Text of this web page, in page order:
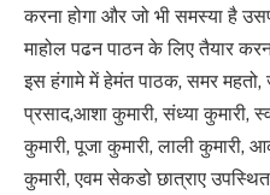
करना होगा और जो भी समस्या है
माहोल पढन पाठन के लिए तैयार
इस हंगामे में हेमंत पाठक, समर
प्रसाद,आशा कुमारी, संध्या कुमारी,
कुमारी, पूजा कुमारी, लाली कुमारी,
कुमारी, एवम सेकडो छात्राए